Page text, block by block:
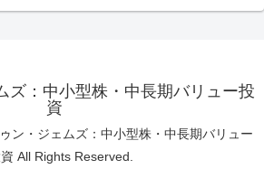
ズ：中小型株・中長期バリュー投
資
ン・ジェムズ：中小型株・中長期バリュー
All Rights Reserved.